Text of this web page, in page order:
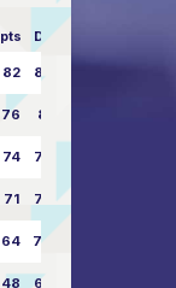
pts Dampf
82 87:24
76 81:21
74 79:26
71 77:33
64 70:40
48 63:57